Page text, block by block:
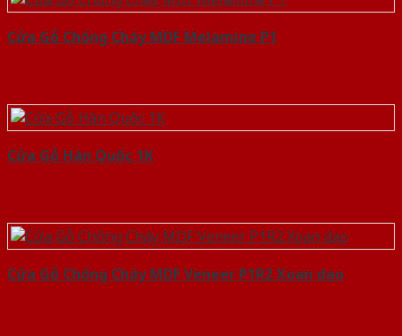
Cửa Gỗ Chống Cháy MDF Melamine P1
Cửa Gỗ Hàn Quốc 1K
Cửa Gỗ Chống Cháy MDF Veneer P1R2 Xoan dao